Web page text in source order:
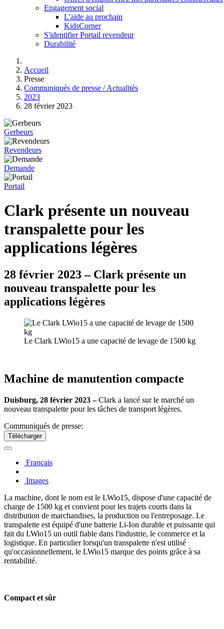
Engagement social
L'aide au prochain
KidsCorner
S'identifier Portail revendeur
Durabilité
Accueil
Presse
Communiqués de presse / Actualités
2023
28 février 2023
Gerbeurs
Revendeurs
Demande
Portail
Clark présente un nouveau
transpalette pour les
applications légères
28 février 2023 – Clark présente un
nouveau transpalette pour les
applications légères
Le Clark LWio15 a une capacité de levage de 1500 kg
Machine de manutention compacte
Duisburg, 28 février 2023 –Clark a lancé sur le marché un
nouveau transpalette pour les tâches de transport légères.
Communiqués de presse:
Télécharger
Français
Images
La machine, dont le nom est le LWio15, dispose d'une capacité de
charge de 1500 kg et convient pour les trajets courts dans la
distribution de marchandises, la production ou l'entreposage. Le
transpalette est équipé d'une batterie Li-Ion durable et puissante qui
fait du LWio15 un outil fiable dans l'industrie, le commerce et la
logistique. En particulier lorsqu'un transpalette n'est utilisé
qu'occasionnellement, le LWio15 marque des points grâce à sa
rentabilité.
Compact et sûr